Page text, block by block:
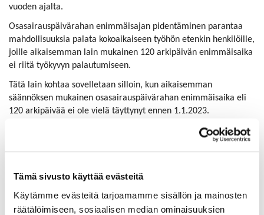
Tämä sivusto käyttää evästeitä
Käytämme evästeitä tarjoamamme sisällön ja mainosten
räätälöimiseen, sosiaalisen median ominaisuuksien
vuoden ajalta.
Osasairauspäivärahan enimmäisajan pidentäminen parantaa
mahdollisuuksia palata kokoaikaiseen työhön etenkin henkilöille,
joille aikaisemman lain mukainen 120 arkipäivän enimmäisaika
ei riitä työkyvyn palautumiseen.
Tätä lain kohtaa sovelletaan silloin, kun aikaisemman
säännöksen mukainen osasairauspäivärahan enimmäisaika eli
120 arkipäivää ei ole vielä täyttynyt ennen 1.1.2023.
Ehtona lääkärin suositus ja sopimus osa-
lääkäri arvioi B-lausunnossa, että työkyvyttömällä työntekijällä
on edellytyksiä palata työhön osa-aikaisesti ilman, että hänen
toipumisensa tai terveytensä vaarantuu, työntekijä ja työnantaja